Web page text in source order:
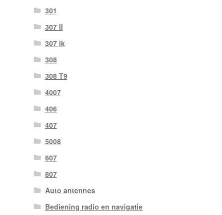
301
307 II
307 ik
308
308 T9
4007
406
407
5008
607
807
Auto antennes
Bediening radio en navigatie